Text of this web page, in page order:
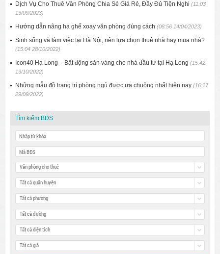
Dịch Vụ Cho Thuê Văn Phòng Chia Sẻ Giá Rẻ, Đầy Đủ Tiện Nghi(11:03
13/09/2023)
Hướng dẫn nâng hạ ghế xoay văn phòng đúng cách(08:56 14/04/2023)
Sinh sống và làm việc tại Hà Nội, nên lựa chọn thuê nhà hay mua nhà?
(15:04 28/10/2022)
Icon40 Hạ Long – Bất động sản vàng cho nhà đầu tư tại Hạ Long(15:42
13/10/2022)
Những mẫu đồ trang trí phòng ngủ được ưa chuộng nhất hiện nay(16:17
29/09/2022)
Tìm kiếm BĐS
Văn phòng cho thuê
Tất cả quận huyện
Tất cả phường
Tất cả đường
Tất cả diện tích
Tất cả giá